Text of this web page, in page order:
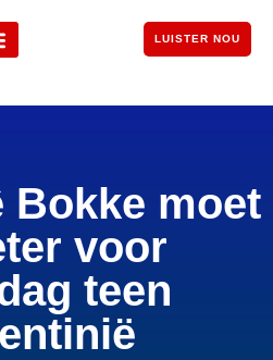
LUISTER NOU
Bokke moet
voor
teen